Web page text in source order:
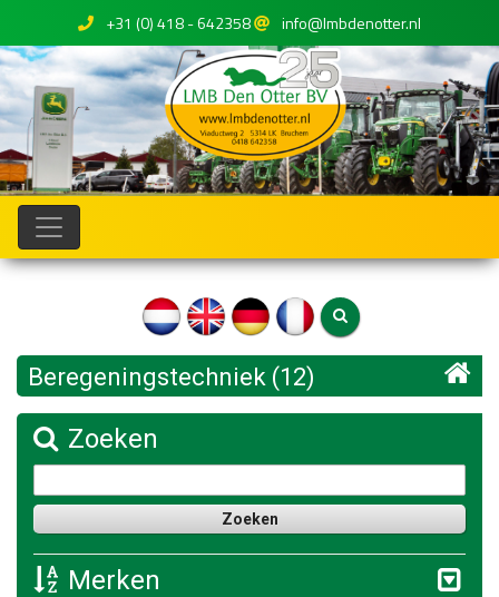
+31 (0) 418 - 642358 info@lmbdenotter.nl
Beregeningstechniek (12)
Zoeken
Merken